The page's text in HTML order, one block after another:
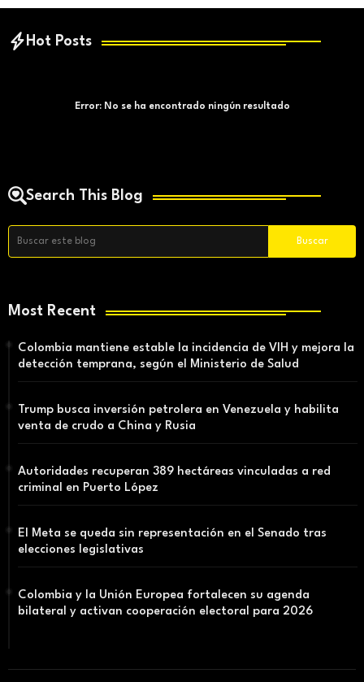
Hot Posts
Error:No se ha encontrado ningún resultado
Search This Blog
Most Recent
Colombia mantiene estable la incidencia de VIH y mejora la
detección temprana, según el Ministerio de Salud
Trump busca inversión petrolera en Venezuela y habilita
venta de crudo a China y Rusia
Autoridades recuperan 389 hectáreas vinculadas a red
criminal en Puerto López
El Meta se queda sin representación en el Senado tras
elecciones legislativas
Colombia y la Unión Europea fortalecen su agenda
bilateral y activan cooperación electoral para 2026